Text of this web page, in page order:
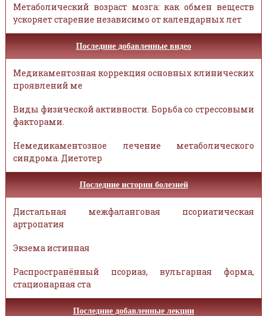
Метаболический возраст мозга: как обмен веществ
ускоряет старение независимо от календарных лет
Последние добавленные видео
Медикаментозная коррекция основных клинических
проявлений ме
Виды физической активности. Борьба со стрессовыми
факторами.
Немедикаментозное лечение метаболического
синдрома. Диетотер
Последние истории болезней
Дистальная межфаланговая псориатическая
артропатия
Экзема истинная
Распространённый псориаз, вульгарная форма,
стационарная ста
Последние добавленные лекции